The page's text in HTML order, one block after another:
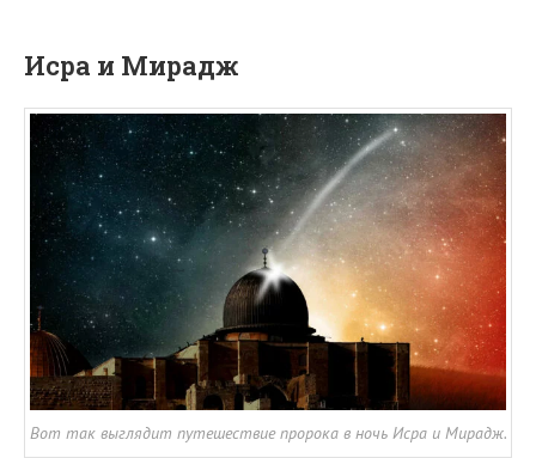
Исра и Мирадж
Вот так выглядит путешествие пророка в ночь Исра и Мирадж.